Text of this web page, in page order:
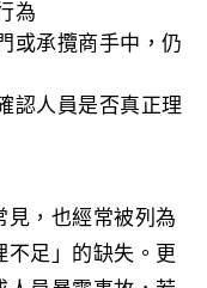
為
或承攬商手中，仍
認人員是否真正理
見，也經常被列為
不足」的缺失。更